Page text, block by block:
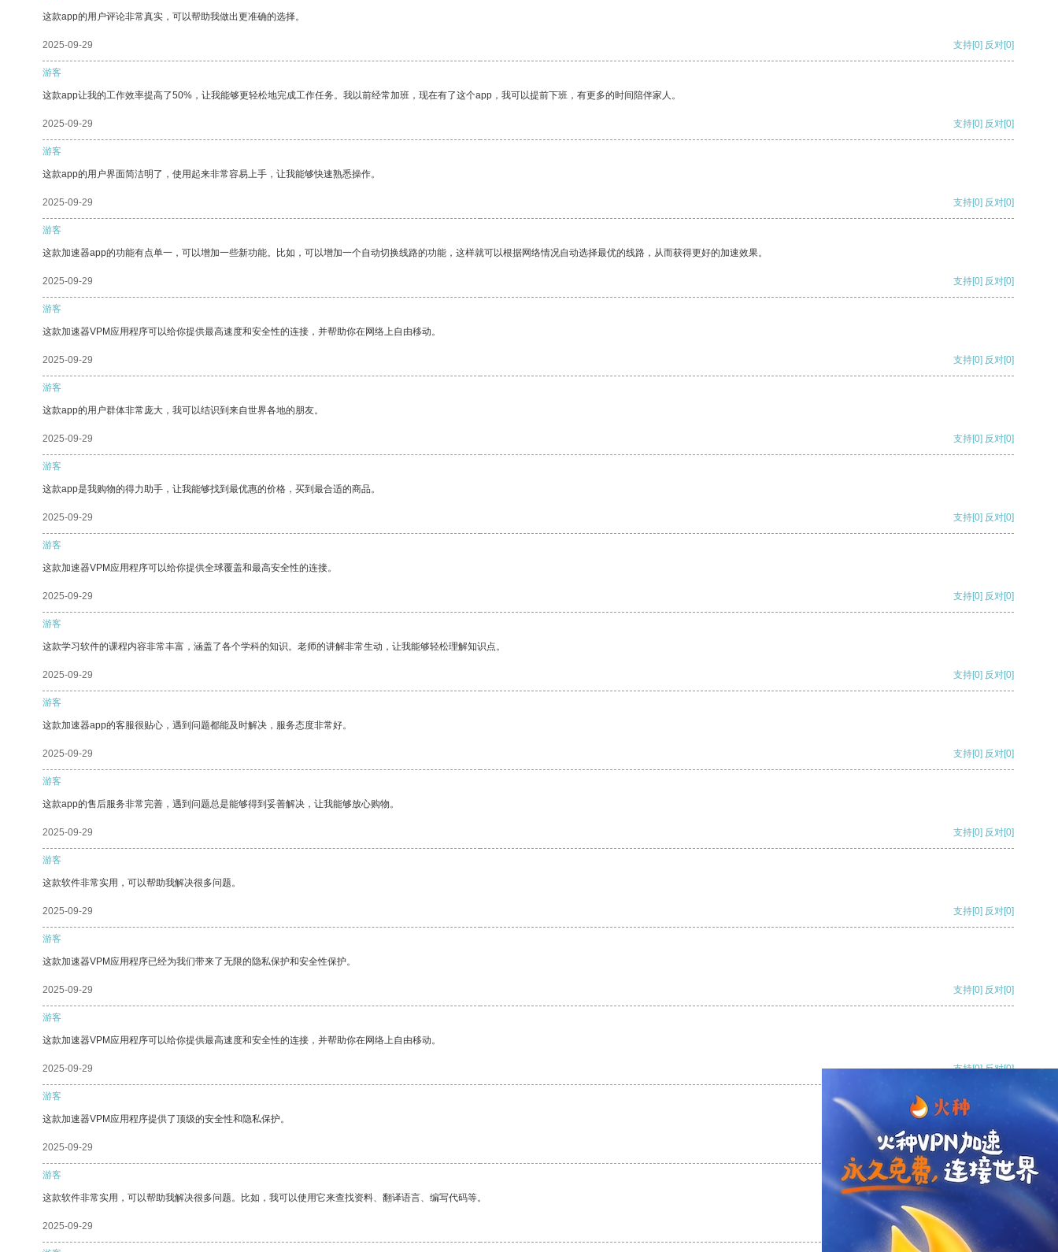
这款app的用户评论非常真实，可以帮助我做出更准确的选择。
2025-09-29 支持[0] 反对[0]
游客
这款app让我的工作效率提高了50%，让我能够更轻松地完成工作任务。我以前经常加班，现在有了这个app，我可以提前下班，有更多的时间陪伴家人。
2025-09-29 支持[0] 反对[0]
游客
这款app的用户界面简洁明了，使用起来非常容易上手，让我能够快速熟悉操作。
2025-09-29 支持[0] 反对[0]
游客
这款加速器app的功能有点单一，可以增加一些新功能。比如，可以增加一个自动切换线路的功能，这样就可以根据网络情况自动选择最优的线路，从而获得更好的加速效果。
2025-09-29 支持[0] 反对[0]
游客
这款加速器VPM应用程序可以给你提供最高速度和安全性的连接，并帮助你在网络上自由移动。
2025-09-29 支持[0] 反对[0]
游客
这款app的用户群体非常庞大，我可以结识到来自世界各地的朋友。
2025-09-29 支持[0] 反对[0]
游客
这款app是我购物的得力助手，让我能够找到最优惠的价格，买到最合适的商品。
2025-09-29 支持[0] 反对[0]
游客
这款加速器VPM应用程序可以给你提供全球覆盖和最高安全性的连接。
2025-09-29 支持[0] 反对[0]
游客
这款学习软件的课程内容非常丰富，涵盖了各个学科的知识。老师的讲解非常生动，让我能够轻松理解知识点。
2025-09-29 支持[0] 反对[0]
游客
这款加速器app的客服很贴心，遇到问题都能及时解决，服务态度非常好。
2025-09-29 支持[0] 反对[0]
游客
这款app的售后服务非常完善，遇到问题总是能够得到妥善解决，让我能够放心购物。
2025-09-29 支持[0] 反对[0]
游客
这款软件非常实用，可以帮助我解决很多问题。
2025-09-29 支持[0] 反对[0]
游客
这款加速器VPM应用程序已经为我们带来了无限的隐私保护和安全性保护。
2025-09-29 支持[0] 反对[0]
游客
这款加速器VPM应用程序可以给你提供最高速度和安全性的连接，并帮助你在网络上自由移动。
2025-09-29 支持[0] 反对[0]
游客
这款加速器VPM应用程序提供了顶级的安全性和隐私保护。
2025-09-29 支持[0] 反对
游客
这款软件非常实用，可以帮助我解决很多问题。比如，我可以使用它来查找资料、翻译语言、编写代码等。
2025-09-29 支持